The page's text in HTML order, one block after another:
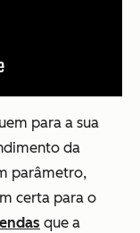
para a sua
da
parâmetro,
certa para o
que a